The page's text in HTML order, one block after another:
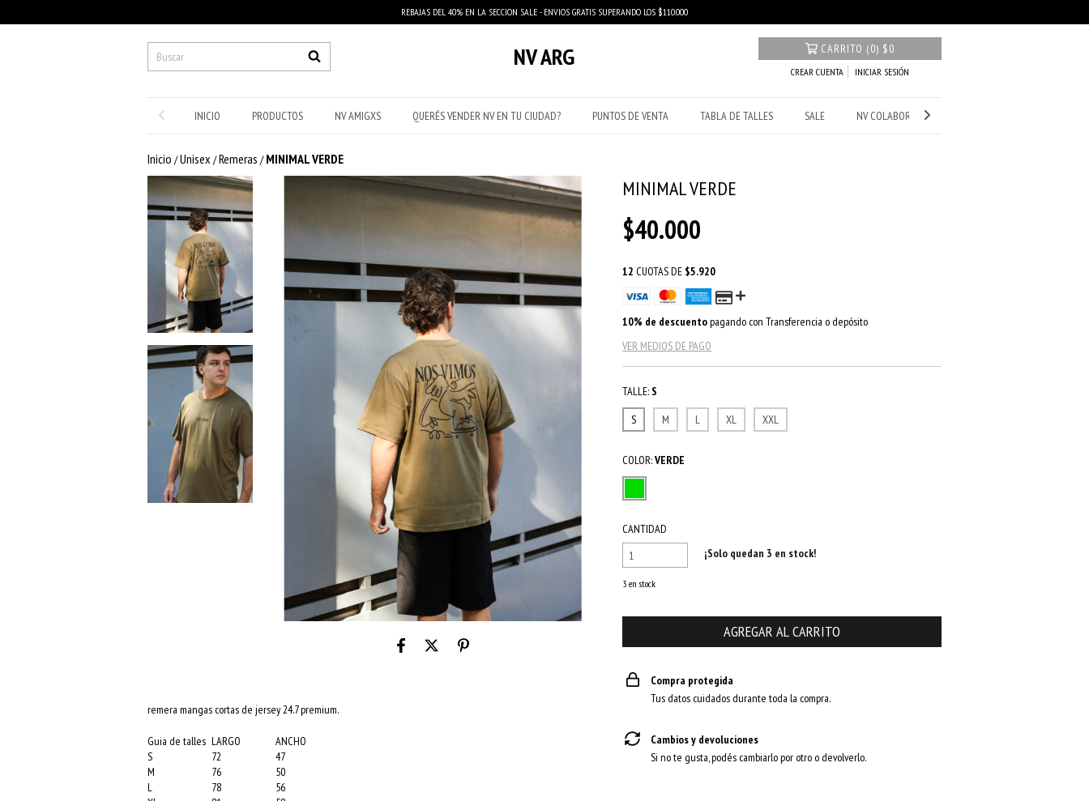
REBAJAS DEL 40% EN LA SECCION SALE - ENVIOS GRATIS SUPERANDO LOS $110.000
NV ARG CARRITO (0) $0
CREAR CUENTA INICIAR SESIÓN
INICIO PRODUCTOS NV AMIGXS QUERÉS VENDER NV EN TU CIUDAD? PUNTOS DE VENTA TABLA DE TALLES SALE NV COLABORACIONES
Inicio /Unisex /Remeras / MINIMAL VERDE
remera mangas cortas de jersey 24.7 premium.
Guia de talles LARGO
ANCHO
S
72
47
M
76
50
L
78
56
MINIMAL VERDE
$40.000
12 CUOTAS DE $5.920
10% de descuentopagando con Transferencia o depósito
VER MEDIOS DE PAGO
TALLE: S
S
M L XL XXL
COLOR:VERDE
CANTIDAD
3 en stock
¡Solo quedan 3 en stock!
Compra protegida
Tus datos cuidados durante toda la compra.
Cambios y devoluciones
Si no te gusta, podés cambiarlo por otro o devolverlo.